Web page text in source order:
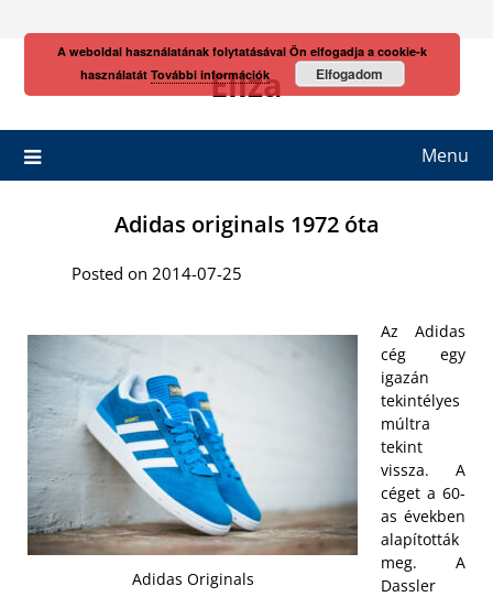
Eliza
Menu
Adidas originals 1972 óta
Posted on 2014-07-25
Adidas Originals
Az Adidas
cég egy
igazán
tekintélyes
múltra
tekint
vissza. A
céget a 60-
as években
alapították
meg. A
Dassler
A weboldal használatának folytatásával Ön elfogadja a cookie-k
használatát További információk Elfogadom